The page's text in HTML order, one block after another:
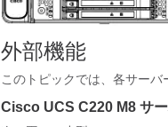
外部機能
このトピックでは、各サーバ
Cisco UCS C220 M8 サ